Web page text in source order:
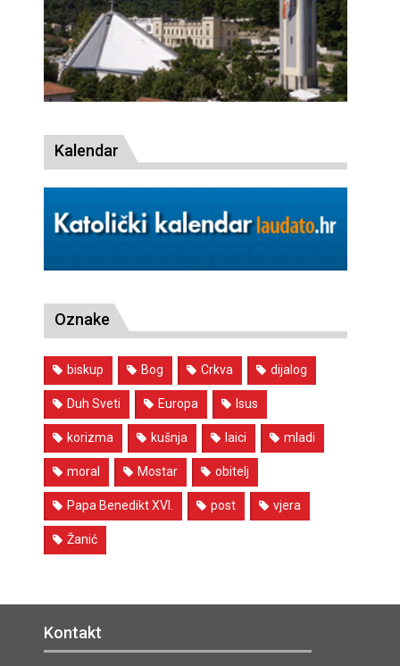
Kalendar
Oznake
biskup Bog Crkva dijalog
Duh Sveti Europa Isus
korizma kušnja laici mladi
moral Mostar obitelj
Papa Benedikt XVI. post vjera
Žanić
Kontakt